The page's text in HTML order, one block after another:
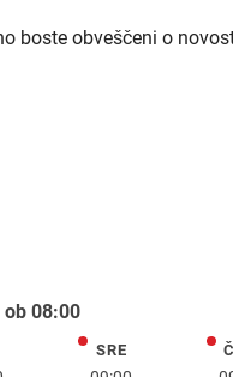
boste obveščeni o
08:00
SREsreda